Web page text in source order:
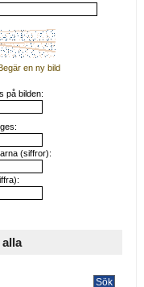
en ny bild
på bilden:
(siffror):
alla